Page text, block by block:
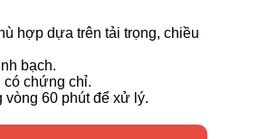
hợp dựa trên tải trọng, chiều
bạch.
có chứng chỉ.
vòng 60 phút để xử lý.